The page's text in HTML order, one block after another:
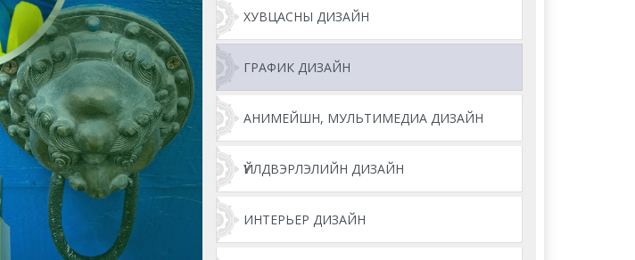
ХУВЦАСНЫ ДИЗАЙН
ГРАФИК ДИЗАЙН
АНИМЕЙШН, МУЛЬТИМЕДИА ДИЗАЙН
ҮЙЛДВЭРЛЭЛИЙН ДИЗАЙН
ИНТЕРЬЕР ДИЗАЙН